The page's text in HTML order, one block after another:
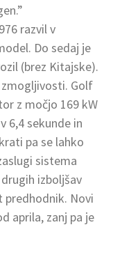
razvil v
Do sedaj je
(brez Kitajske).
zmogljivosti. Golf
z močjo 169 kW
6,4 sekunde in
pa se lahko
sistema
izboljšav
Novi
aprila, zanj pa je